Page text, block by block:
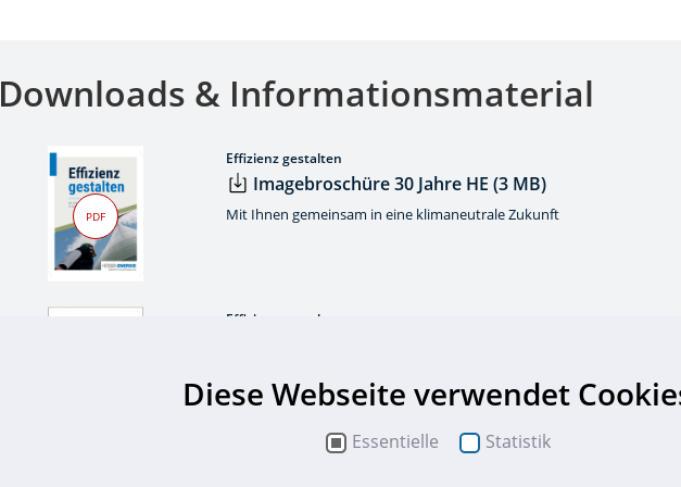
Downloads & Informationsmaterial
Effizienz gestalten
Imagebroschüre 30 Jahre HE (3 MB)
Mit Ihnen gemeinsam in eine klimaneutrale Zukunft
Effizienz gestalten
Diese Webseite verwendet
Essentielle Statistik